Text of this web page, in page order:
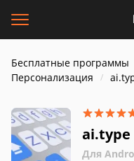
Бесплатные программы
Персонализация
ai.type
Для